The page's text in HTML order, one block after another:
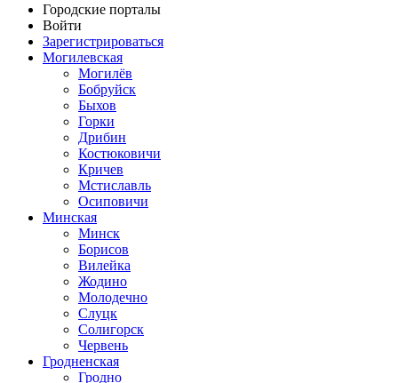
Городские порталы
Войти
Зарегистрироваться
Могилевская
Могилёв
Бобруйск
Быхов
Горки
Дрибин
Костюковичи
Кричев
Мстиславль
Осиповичи
Минская
Минск
Борисов
Вилейка
Жодино
Молодечно
Слуцк
Солигорск
Червень
Гродненская
Гродно